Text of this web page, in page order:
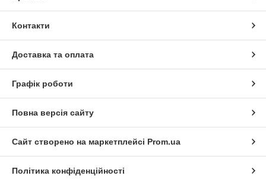
Контакти
Доставка та оплата
Графік роботи
Повна версія сайту
Сайт створено на маркетплейсі Prom.ua
Політика конфіденційності